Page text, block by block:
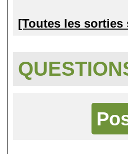
[Toutes les sorties